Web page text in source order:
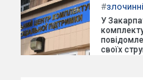
#
У
своїх